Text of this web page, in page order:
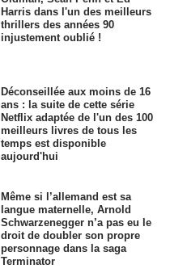
Harris dans l'un des meilleurs
thrillers des années 90
injustement oublié !
Déconseillée aux moins de 16
ans : la suite de cette série
Netflix adaptée de l'un des 100
meilleurs livres de tous les
temps est disponible
aujourd'hui
Même si l’allemand est sa
langue maternelle, Arnold
Schwarzenegger n’a pas eu le
droit de doubler son propre
personnage dans la saga
Terminator